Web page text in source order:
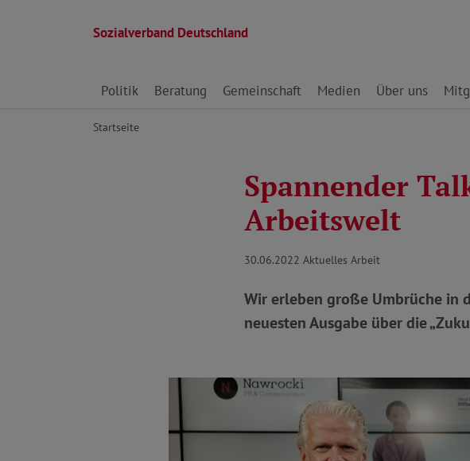
Sozialverband Deutschland
Direkt zu den Inhalten springen
Politik Beratung Gemeinschaft Medien Über uns
Startseite
Spannender
Arbeitswelt
30.06.2022 Aktuelles Arbeit
Wir erleben große Umbrüche in
neuesten Ausgabe über die